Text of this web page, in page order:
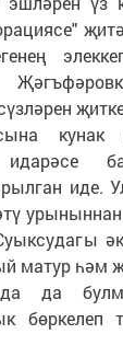
кунак
идарәсе
иде.
матур һәм
да